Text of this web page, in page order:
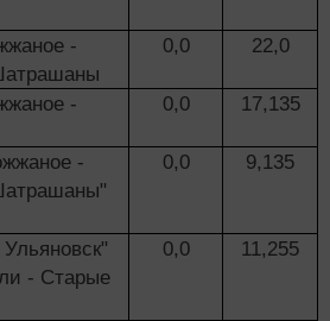
-
0,0 22,0
-
0,0 17,135
-
0,0 9,135
- Старые
0,0 11,255